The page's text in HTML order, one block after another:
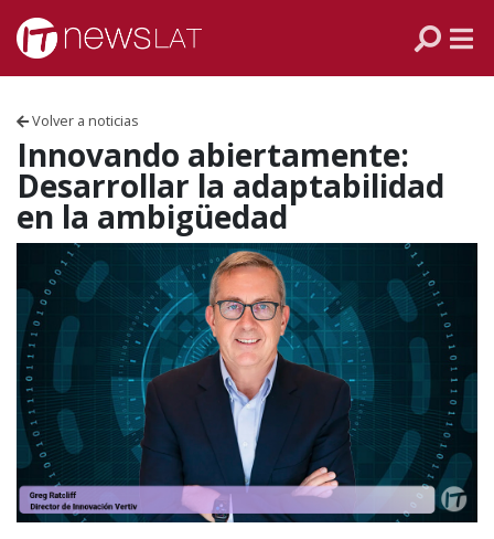
Skip to content
Volver a noticias
Innovando abiertamente:
Desarrollar la adaptabilidad
en la ambigüedad
VENEZUELA
ECUADOR
PERÚ
CHILE
ARGENTINA
MÉXICO